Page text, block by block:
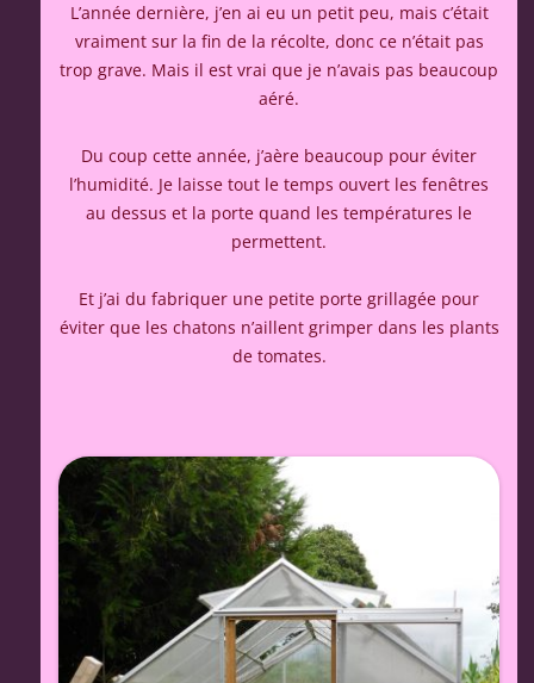
L’année dernière, j’en ai eu un petit peu, mais c’était
vraiment sur la fin de la récolte, donc ce n’était pas
trop grave. Mais il est vrai que je n’avais pas beaucoup
aéré.
Du coup cette année, j’aère beaucoup pour éviter
l’humidité. Je laisse tout le temps ouvert les fenêtres
au dessus et la porte quand les températures le
permettent.
Et j’ai du fabriquer une petite porte grillagée pour
éviter que les chatons n’aillent grimper dans les plants
de tomates.